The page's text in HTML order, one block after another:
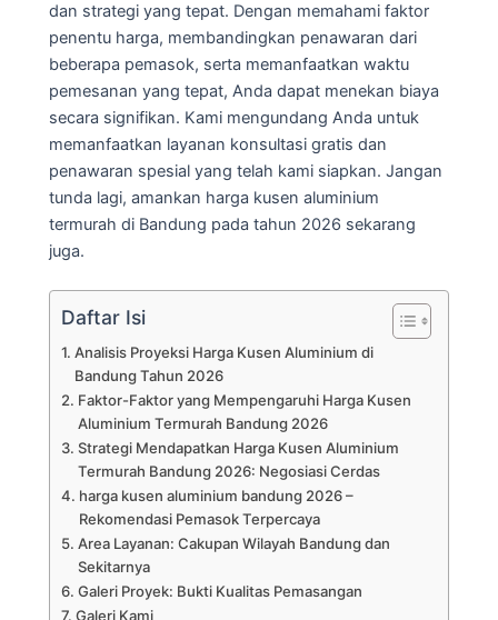
dan strategi yang tepat. Dengan memahami faktor
penentu harga, membandingkan penawaran dari
beberapa pemasok, serta memanfaatkan waktu
pemesanan yang tepat, Anda dapat menekan biaya
secara signifikan. Kami mengundang Anda untuk
memanfaatkan layanan konsultasi gratis dan
penawaran spesial yang telah kami siapkan. Jangan
tunda lagi, amankan harga kusen aluminium
termurah di Bandung pada tahun 2026 sekarang
juga.
Daftar Isi
Analisis Proyeksi Harga Kusen Aluminium di
Bandung Tahun 2026
Faktor-Faktor yang Mempengaruhi Harga Kusen
Aluminium Termurah Bandung 2026
Strategi Mendapatkan Harga Kusen Aluminium
Termurah Bandung 2026: Negosiasi Cerdas
harga kusen aluminium bandung 2026 –
Rekomendasi Pemasok Terpercaya
Area Layanan: Cakupan Wilayah Bandung dan
Sekitarnya
Galeri Proyek: Bukti Kualitas Pemasangan
Galeri Kami